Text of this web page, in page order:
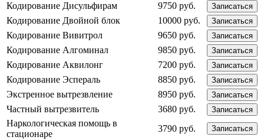
Кодирование Дисульфирам 9750 руб. Записаться
Кодирование Двойной блок 10000 руб. Записаться
Кодирование Вивитрол 9650 руб. Записаться
Кодирование Алгоминал 9850 руб. Записаться
Кодирование Аквилонг 7200 руб. Записаться
Кодирование Эспераль 8850 руб. Записаться
Экстренное вытрезвление 8950 руб. Записаться
Частный вытрезвитель 3680 руб. Записаться
Наркологическая помощь в
стационаре
3790 руб. Записаться